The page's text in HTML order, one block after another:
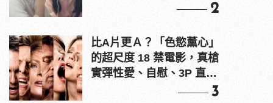
2
比A片更Ａ？「色慾薰心」
的超尺度 18 禁電影，真槍
實彈性愛、自慰、3P 直接
3